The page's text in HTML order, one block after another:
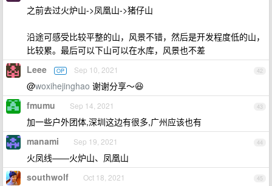
之前去过火炉山->凤凰山->猪仔山
沿途可感受比较平整的山，风景不错，然后是开发程度低的山，
比较累。最后可以下山可以在水库，风景也不差
42
Leee OP Sep 10, 2021
@woxihejinghao 谢谢分享～😆
43
fmumu Sep 14, 2021
加一些户外团体,深圳这边有很多,广州应该也有
44
manami Sep 19, 2021
火凤线——火炉山、凤凰山
45
southwolf Oct 18, 2021